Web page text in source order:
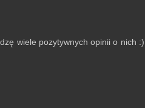
wiele pozytywnych opinii o nich :)